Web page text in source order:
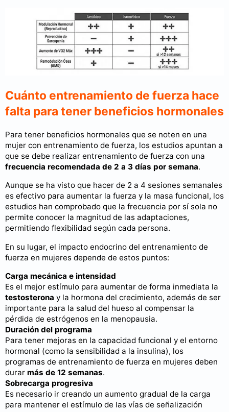
Cuánto entrenamiento de fuerza hace
falta para tener beneficios hormonales
Para tener beneficios hormonales que se noten en una
mujer con entrenamiento de fuerza, los estudios apuntan a
que se debe realizar entrenamiento de fuerza con una
frecuencia recomendada de 2 a 3 días por semana.
Aunque se ha visto que hacer de 2 a 4 sesiones semanales
es efectivo para aumentar la fuerza y la masa funcional, los
estudios han comprobado que la frecuencia por sí sola no
permite conocer la magnitud de las adaptaciones,
permitiendo flexibilidad según cada persona.
En su lugar, el impacto endocrino del entrenamiento de
fuerza en mujeres depende de estos puntos:
Carga mecánica e intensidad
Es el mejor estímulo para aumentar de forma inmediata la
testosterona y la hormona del crecimiento, además de ser
importante para la salud del hueso al compensar la
pérdida de estrógenos en la menopausia.
Duración del programa
Para tener mejoras en la capacidad funcional y el entorno
hormonal (como la sensibilidad a la insulina), los
programas de entrenamiento de fuerza en mujeres deben
durar más de 12 semanas.
Sobrecarga progresiva
Es necesario ir creando un aumento gradual de la carga
para mantener el estímulo de las vías de señalización